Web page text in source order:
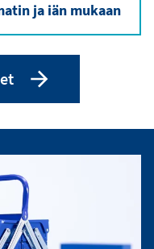
ja iän mukaan